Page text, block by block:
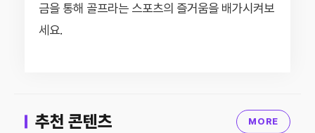
금을 통해 골프라는 스포츠의 즐거움을 배가시켜보
세요.
추천 콘텐츠 MORE